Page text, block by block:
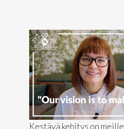
Kestävä kehitys on meille